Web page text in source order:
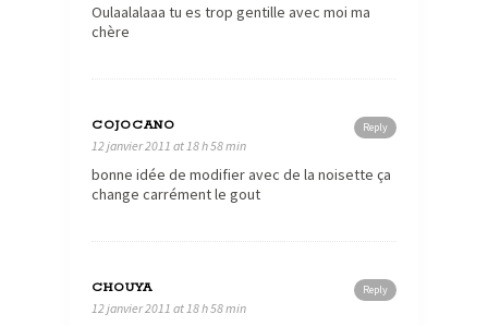
Oulaalalaaa tu es trop gentille avec moi ma
chère
Reply
COJOCANO
12 janvier 2011 at 18 h 58 min
bonne idée de modifier avec de la noisette ça
change carrément le gout
Reply
CHOUYA
12 janvier 2011 at 18 h 58 min